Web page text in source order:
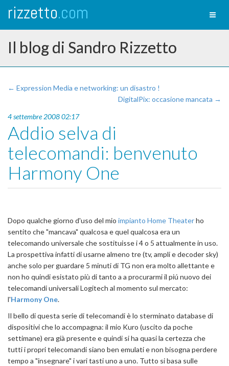
rizzetto.com
Il blog di Sandro Rizzetto
← Expression Media e networking: un disastro !
DigitalPix: occasione mancata →
4 settembre 2008 02:17
Addio selva di
telecomandi: benvenuto
Harmony One
Dopo qualche giorno d'uso del mio impianto Home Theaterho
sentito che "mancava" qualcosa e quel qualcosa era un
telecomando universale che sostituisse i 4 o 5 attualmente in uso.
La prospettiva infatti di usarne almeno tre (tv, ampli e decoder sky)
anche solo per guardare 5 minuti di TG non era molto allettante e
non ho quindi esistato più di tanto a a procurarmi il piú nuovo dei
telecomandi universali Logitech al momento sul mercato:
l'Harmony One.
Il bello di questa serie di telecomandi è lo sterminato database di
dispositivi che lo accompagna: il mio Kuro (uscito da poche
settimane) era già presente e quindi si ha quasi la certezza che
tutti i propri telecomandi siano ben emulati e non bisogna perdere
tempo a "insegnare" i vari tasti uno a uno. Tutto si basa sulle